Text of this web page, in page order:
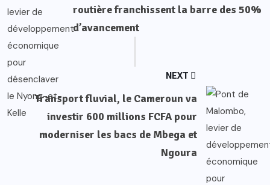
routière franchissent la barre des 50%
d’avancement
NEXT
Transport fluvial, le Cameroun va
investir 600 millions FCFA pour
moderniser les bacs de Mbega et
Ngoura